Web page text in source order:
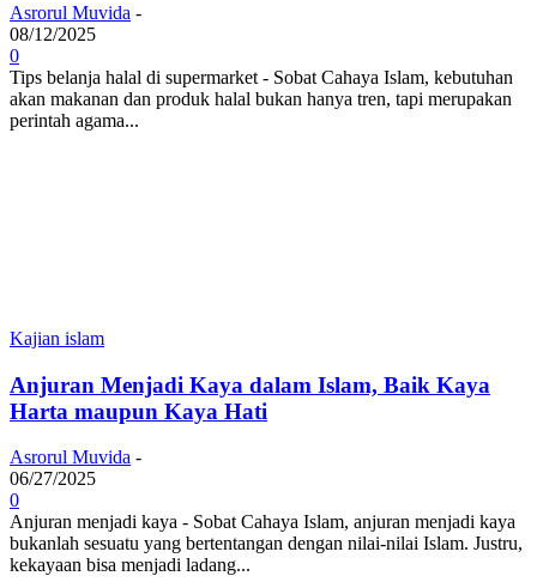
Asrorul Muvida -
08/12/2025
0
Tips belanja halal di supermarket - Sobat Cahaya Islam, kebutuhan
akan makanan dan produk halal bukan hanya tren, tapi merupakan
perintah agama...
Kajian islam
Anjuran Menjadi Kaya dalam Islam, Baik Kaya
Harta maupun Kaya Hati
Asrorul Muvida -
06/27/2025
0
Anjuran menjadi kaya - Sobat Cahaya Islam, anjuran menjadi kaya
bukanlah sesuatu yang bertentangan dengan nilai-nilai Islam. Justru,
kekayaan bisa menjadi ladang...